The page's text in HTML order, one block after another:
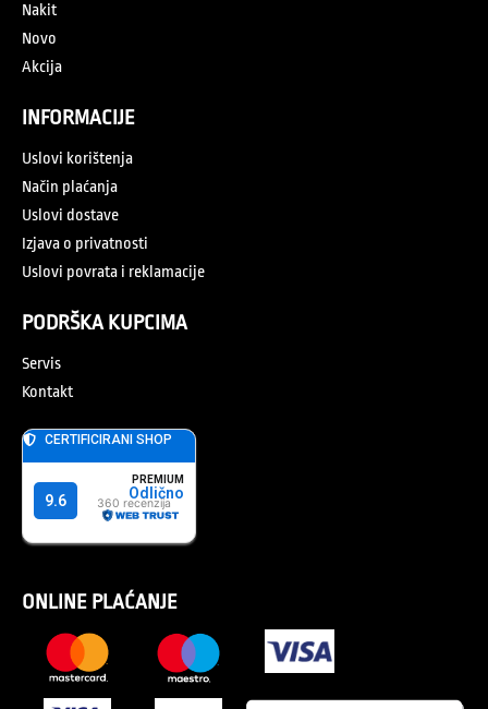
Nakit
Novo
Akcija
INFORMACIJE
Uslovi korištenja
Način plaćanja
Uslovi dostave
Izjava o privatnosti
Uslovi povrata i reklamacije
PODRŠKA KUPCIMA
Servis
Kontakt
ONLINE PLAĆANJE